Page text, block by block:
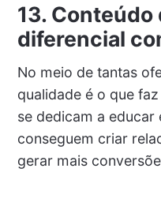
13.
diferencial
No meio de tantas
qualidade é o que
se dedicam a educar
conseguem criar
gerar mais